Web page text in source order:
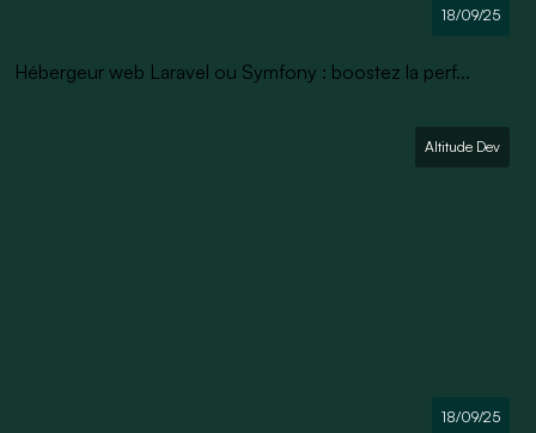
18/09/25
Hébergeur web Laravel ou Symfony : boostez la perf...
Altitude Dev
18/09/25